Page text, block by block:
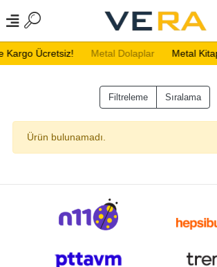
Kargo Ücretsiz! Metal Dolaplar Metal
Filtreleme Sıralama
Ürün bulunamadı.